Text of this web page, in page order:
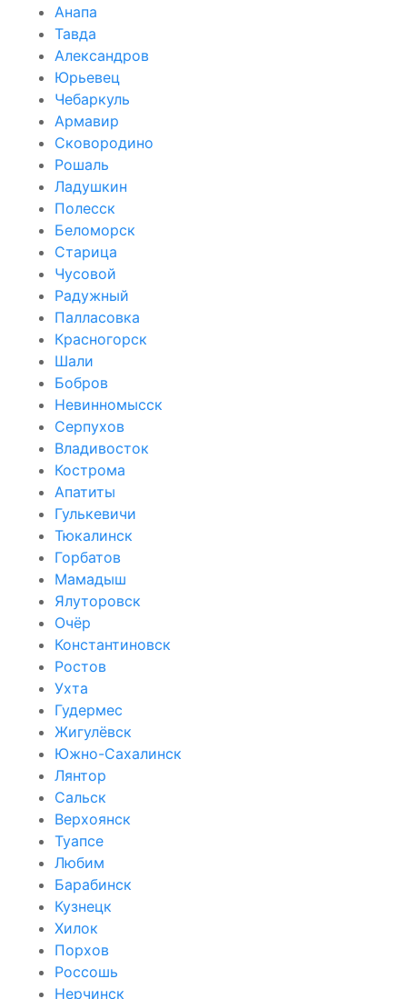
Анапа
Тавда
Александров
Юрьевец
Чебаркуль
Армавир
Сковородино
Рошаль
Ладушкин
Полесск
Беломорск
Старица
Чусовой
Радужный
Палласовка
Красногорск
Шали
Бобров
Невинномысск
Серпухов
Владивосток
Кострома
Апатиты
Гулькевичи
Тюкалинск
Горбатов
Мамадыш
Ялуторовск
Очёр
Константиновск
Ростов
Ухта
Гудермес
Жигулёвск
Южно-Сахалинск
Лянтор
Сальск
Верхоянск
Туапсе
Любим
Барабинск
Кузнецк
Хилок
Порхов
Россошь
Нерчинск